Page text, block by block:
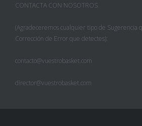
CONTACTA CON NOSOTROS
(Agradeceremos cualquier tipo de Sugerencia
Corrección de Error que detectes):
contacto@vuestrobasket.com
director@vuestrobasket.com